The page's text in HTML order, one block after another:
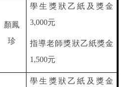
顏鳳
珍
學生獎狀乙紙及獎金
3,000元
指導老師獎狀乙紙獎金
1,500元
學生獎狀乙紙及獎金